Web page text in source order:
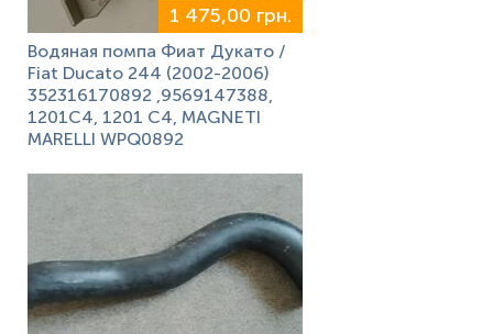
1 475,00 грн.
Водяная помпа Фиат Дукато /
Fiat Ducato 244 (2002-2006)
352316170892 ,9569147388,
1201C4, 1201 C4, MAGNETI
MARELLI WPQ0892